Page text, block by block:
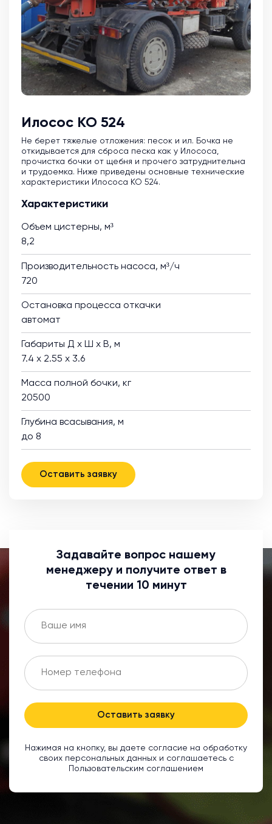
Илосос КО 524
Не берет тяжелые отложения: песок и ил. Бочка не
откидывается для сброса песка как у Илососа,
прочистка бочки от щебня и прочего затруднительна
и трудоемка. Ниже приведены основные технические
характеристики Илососа КО 524.
Характеристики
Объем цистерны, м³
8,2
Производительность насоса, м³/ч
720
Остановка процесса откачки
автомат
Габариты Д х Ш х В, м
7.4 х 2.55 х 3.6
Масса полной бочки, кг
20500
Глубина всасывания, м
до 8
Оставить заявку
Задавайте вопрос нашему
менеджеру и получите ответ в
течении 10 минут
Оставить заявку
Нажимая на кнопку, вы даете согласие на обработку
своих персональных данных и соглашаетесь с
Пользовательским соглашением